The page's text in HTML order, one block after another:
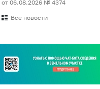
от 06.08.2026 № 4374
Все новости